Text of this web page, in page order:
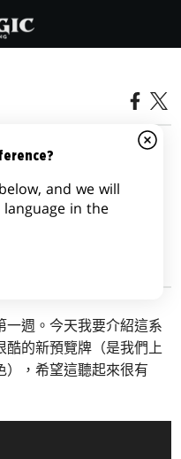
第一部
一週。今天我要介紹這系
的新預覽牌（是我們上
），希望這聽起來很有
and we will
in the